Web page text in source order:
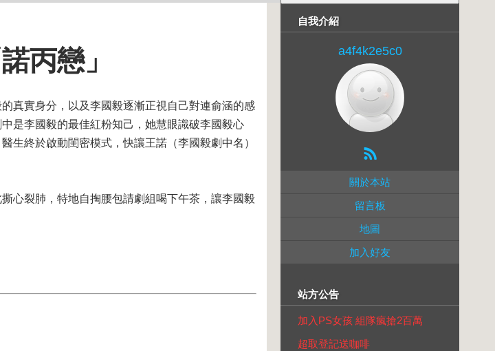
丙戀」
真實身分，以及李國毅逐漸正視自己對連俞涵的感
是李國毅的最佳紅粉知己，她慧眼識破李國毅心
生終於啟動閨密模式，快讓王諾（李國毅劇中名）
心裂肺，特地自掏腰包請劇組喝下午茶，讓李國毅
自我介紹
a4f4k2e5c0
關於本站
留言板
地圖
加入好友
站方公告
加入PS女孩 組隊瘋搶2百萬
超取登記送咖啡